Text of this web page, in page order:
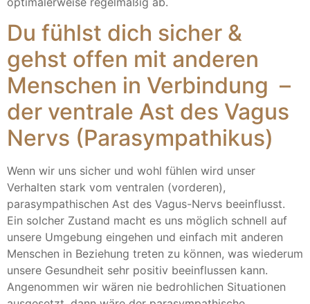
Du fühlst dich sicher &
gehst offen mit anderen
Menschen in Verbindung –
der ventrale Ast des Vagus
Nervs (Parasympathikus)
Wenn wir uns sicher und wohl fühlen wird unser
Verhalten stark vom ventralen (vorderen),
parasympathischen Ast des Vagus-Nervs beeinflusst.
Ein solcher Zustand macht es uns möglich schnell auf
unsere Umgebung eingehen und einfach mit anderen
Menschen in Beziehung treten zu können, was wiederum
unsere Gesundheit sehr positiv beeinflussen kann.
Angenommen wir wären nie bedrohlichen Situationen